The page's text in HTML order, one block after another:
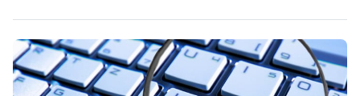
Teria este mesmo direito de indenização os
adolescentes internados em cumprimento de
medida socioeducativa?